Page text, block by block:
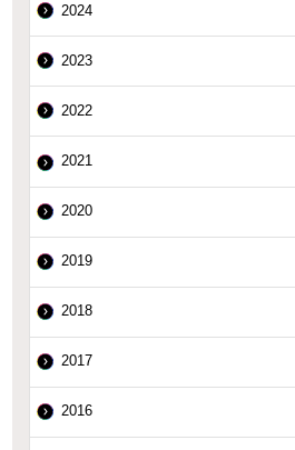
2024
2023
2022
2021
2020
2019
2018
2017
2016